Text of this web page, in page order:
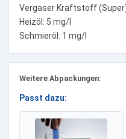
Vergaser Kraftstoff
Heizöl: 5 mg/l
Schmieröl: 1 mg/l
Weitere Abpackungen:
Passt dazu: